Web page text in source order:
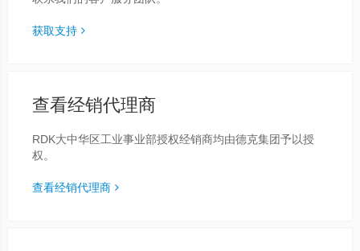
获取支持
查看经销代理商
RDK大中华区工业事业部授权经销商均由德克集团予以授
权。
查看经销代理商